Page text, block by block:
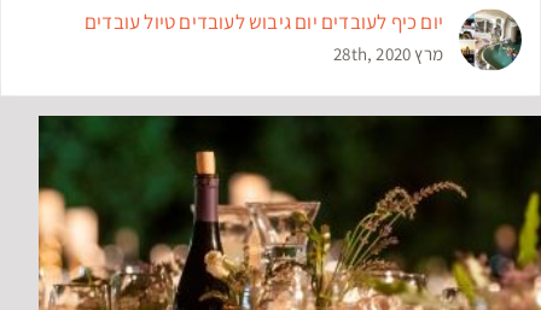
יום כיף לעובדים יום גיבוש לעובדים טיול עובדים
מרץ 28th, 2020